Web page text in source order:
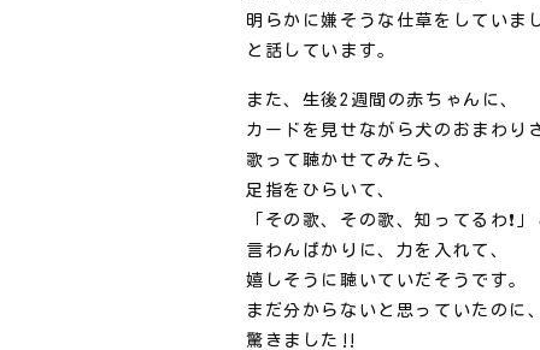
明らかに嫌そうな仕草をしていま
と話しています。
また、生後2週間の赤ちゃんに、
カードを見せながら犬のおまわり
歌って聴かせてみたら、
足指をひらいて、
「その歌、その歌、知ってるわ❗️」
言わんばかりに、力を入れて、
嬉しそうに聴いていだそうです。
まだ分からないと思っていたのに、
驚きました‼️